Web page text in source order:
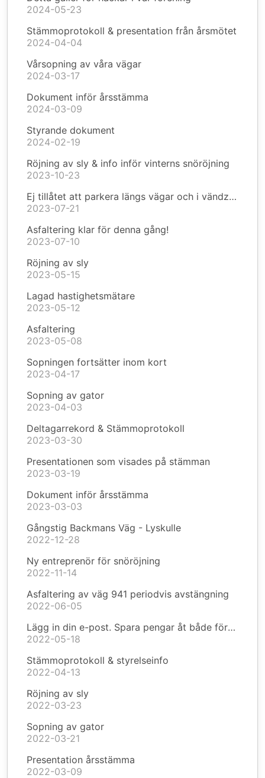
2024-05-23
Stämmoprotokoll & presentation från årsmötet
2024-04-04
Vårsopning av våra vägar
2024-03-17
Dokument inför årsstämma
2024-03-09
Styrande dokument
2024-02-19
Röjning av sly & info inför vinterns snöröjning
2023-10-23
Ej tillåtet att parkera längs vägar och i vändzoner
2023-07-21
Asfaltering klar för denna gång!
2023-07-10
Röjning av sly
2023-05-15
Lagad hastighetsmätare
2023-05-12
Asfaltering
2023-05-08
Sopningen fortsätter inom kort
2023-04-17
Sopning av gator
2023-04-03
Deltagarrekord & Stämmoprotokoll
2023-03-30
Presentationen som visades på stämman
2023-03-19
Dokument inför årsstämma
2023-03-03
Gångstig Backmans Väg - Lyskulle
2022-12-28
Ny entreprenör för snöröjning
2022-11-14
Asfaltering av väg 941 periodvis avstängning
2022-06-05
Lägg in din e-post. Spara pengar åt både föreningen och dig själv!
2022-05-18
Stämmoprotokoll & styrelseinfo
2022-04-13
Röjning av sly
2022-03-23
Sopning av gator
2022-03-21
Presentation årsstämma
2022-03-09